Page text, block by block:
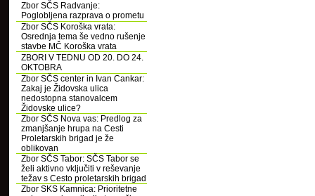
Zbor SČS Radvanje:
Poglobljena razprava o prometu
Zbor SČS Koroška vrata:
Osrednja tema še vedno rušenje
stavbe MČ Koroška vrata
ZBORI V TEDNU OD 20. DO 24.
OKTOBRA
Zbor SČS center in Ivan Cankar:
Zakaj je Židovska ulica
nedostopna stanovalcem
Židovske ulice?
Zbor SČS Nova vas: Predlog za
zmanjšanje hrupa na Cesti
Proletarskih brigad je že
oblikovan
Zbor SČS Tabor: SČS Tabor se
želi aktivno vključiti v reševanje
težav s Cesto proletarskih brigad
Zbor SKS Kamnica: Prioritetne